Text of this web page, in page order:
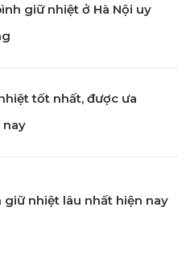
giữ nhiệt ở Hà Nội uy
tốt nhất, được ưa
nay
giữ nhiệt lâu nhất hiện nay